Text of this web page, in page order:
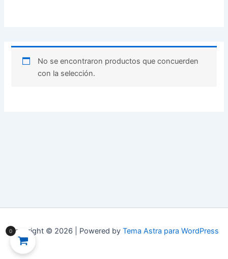
No se encontraron productos que concuerden
con la selección.
Copyright © 2026 | Powered by Tema Astra para WordPress
0